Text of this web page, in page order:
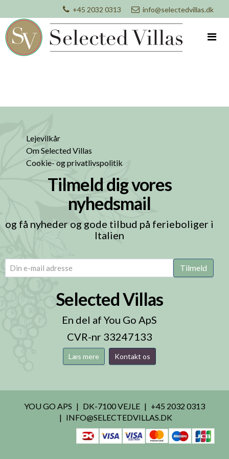
+45 2032 0313 info@selectedvillas.dk
Lejevilkår
Om Selected Villas
Cookie- og privatlivspolitik
Tilmeld dig vores
nyhedsmail
og få nyheder og gode tilbud på ferieboliger i
Italien
email (Påkrævet) Tilmeld
Selected Villas
En del af You Go ApS
CVR-nr 33247133
Læs mere Kontakt os
YOU GO APS DK-7100 VEJLE
+45 2032 0313
INFO@SELECTEDVILLAS.DK